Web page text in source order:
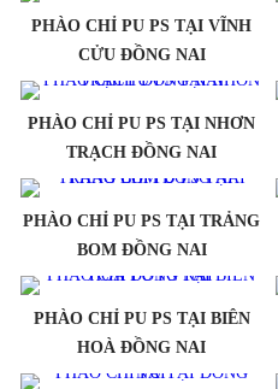
PHÀO CHỈ PU PS TẠI VĨNH
CỬU ĐỒNG NAI
PHÀO CHỈ PU PS TẠI NHƠN
TRẠCH ĐỒNG NAI
PHÀO CHỈ PU PS TẠI TRẢNG
BOM ĐỒNG NAI
PHÀO CHỈ PU PS TẠI BIÊN
HOÀ ĐỒNG NAI